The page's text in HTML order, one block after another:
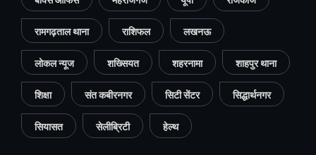
रामगढ़ताल थाना राशिफल लखनऊ
लोकल न्यूज शख्सियत शहरनामा शाहपुर थाना
शिक्षा संत कबीरनगर सिटी सेंटर सिद्धार्थनगर
सियासत सेलीब्रिटी हेल्थ